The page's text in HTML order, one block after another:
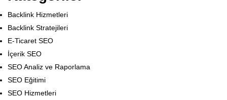
Backlink Hizmetleri
Backlink Stratejileri
E-Ticaret SEO
İçerik SEO
SEO Analiz ve Raporlama
SEO Eğitimi
SEO Hizmetleri